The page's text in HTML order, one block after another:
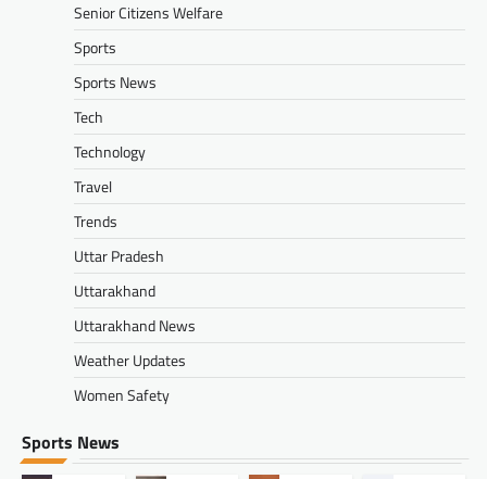
Senior Citizens Welfare
Sports
Sports News
Tech
Technology
Travel
Trends
Uttar Pradesh
Uttarakhand
Uttarakhand News
Weather Updates
Women Safety
Sports News